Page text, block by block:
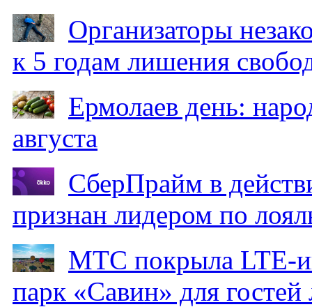
Организаторы
к 5 годам лишения
Ермолаев день:
августа
СберПрайм в
признан лидером по
МТС покрыла LTE-
парк «Савин» для гостей